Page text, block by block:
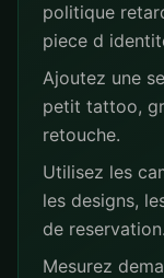
politique
piece d
Ajoutez une
petit tattoo,
retouche.
Utilisez les
les designs,
de reservation.
Mesurez